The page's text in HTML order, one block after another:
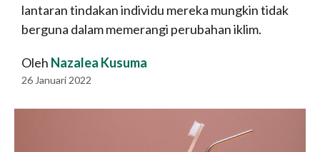
lantaran tindakan individu mereka mungkin tidak
berguna dalam memerangi perubahan iklim.
Oleh Nazalea Kusuma
26 Januari 2022